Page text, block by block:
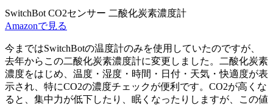
SwitchBot CO2センサー 二酸化炭素濃度計
Amazonで見る
今まではSwitchBotの温度計のみを使用していたのですが、
去年からこの二酸化炭素濃度計に変更しました。二酸化炭素
濃度をはじめ、温度・湿度・時間・日付・天気・快適度が表
示され、特にCO2の濃度チェックが便利です。 CO2が高くな
ると、集中力が低下したり、眠くなったり しますが、この値